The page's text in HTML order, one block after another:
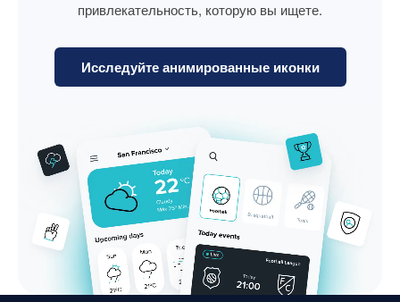
привлекательность, которую вы ищете.
Исследуйте анимированные иконки